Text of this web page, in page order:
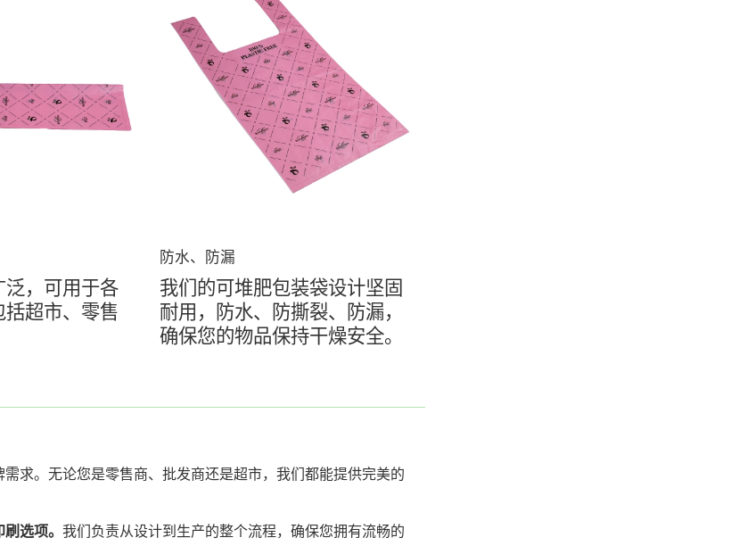
，可用于各
超市、零售
防水、防漏
我们的可堆肥包装袋设计坚固
耐用，防水、防撕裂、防漏，
确保您的物品保持干燥安全。
求。无论您是零售商、批发商还是超市，我们都能提供完美的
选项。 我们负责从设计到生产的整个流程，确保您拥有流畅的